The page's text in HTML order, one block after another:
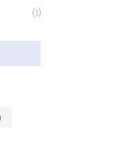
(1)